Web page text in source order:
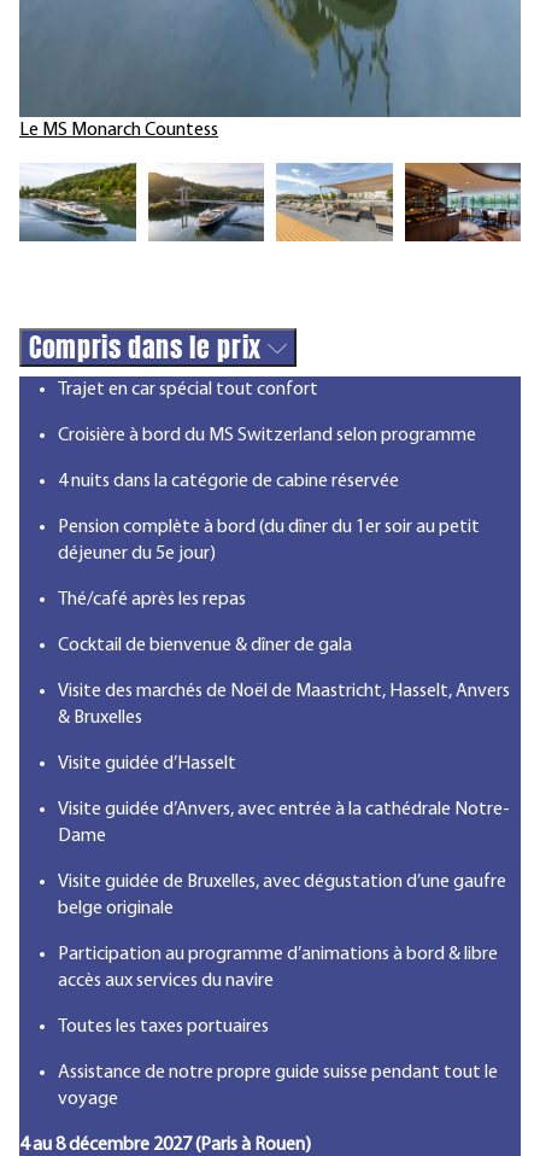
Le MS Monarch Countess
Compris dans le prix
Trajet en car spécial tout confort
Croisière à bord du MS Switzerland selon programme
4 nuits dans la catégorie de cabine réservée
Pension complète à bord (du dîner du 1er soir au petit
déjeuner du 5e jour)
Thé/café après les repas
Cocktail de bienvenue & dîner de gala
Visite des marchés de Noël de Maastricht, Hasselt, Anvers
& Bruxelles
Visite guidée d’Hasselt
Visite guidée d’Anvers, avec entrée à la cathédrale Notre-
Dame
Visite guidée de Bruxelles, avec dégustation d’une gaufre
belge originale
Participation au programme d’animations à bord & libre
accès aux services du navire
Toutes les taxes portuaires
Assistance de notre propre guide suisse pendant tout le
voyage
4 au 8 décembre 2027 (Paris à Rouen)